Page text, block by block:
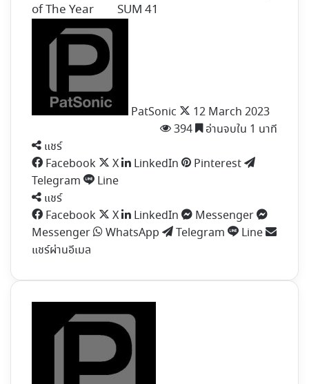
of The Year
SUM 41
PatSonic
12 March 2023
394
อ่านจบใน 1 นาที
แชร์
Facebook
X LinkedIn
Pinterest
Telegram
Line
แชร์
Facebook
X LinkedIn
Messenger
Messenger
WhatsApp Telegram
Line
แชร์ผ่านอีเมล